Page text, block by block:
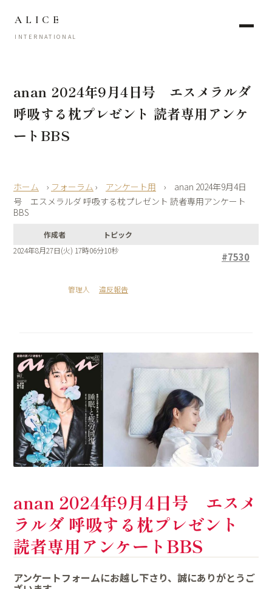
ALICE
INTERNATIONAL
anan 2024年9月4日号 エスメラルダ
呼吸する枕プレゼント 読者専用アンケ
ートBBS
› フォーラム › アンケート用 ›
anan 2024年9月4日
号 エスメラルダ 呼吸する枕プレゼント 読者専用アンケート
BBS
作成者
トピック
2024年8月27日(火) 17時06分10秒
#7530
管理人 違反報告
anan 2024年9月4日号 エスメ
ラルダ 呼吸する枕プレゼント
読者専用アンケートBBS
アンケートフォームにお越し下さり、誠にありがとうご